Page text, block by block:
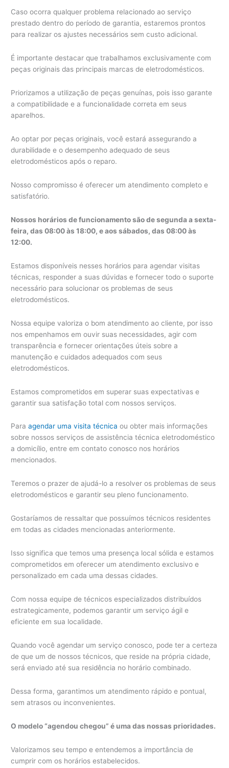
Caso ocorra qualquer problema relacionado ao serviço
prestado dentro do período de garantia, estaremos prontos
para realizar os ajustes necessários sem custo adicional.
É importante destacar que trabalhamos exclusivamente com
peças originais das principais marcas de eletrodomésticos.
Priorizamos a utilização de peças genuínas, pois isso garante
a compatibilidade e a funcionalidade correta em seus
aparelhos.
Ao optar por peças originais, você estará assegurando a
durabilidade e o desempenho adequado de seus
eletrodomésticos após o reparo.
Nosso compromisso é oferecer um atendimento completo e
satisfatório.
Nossos horários de funcionamento são de segunda a sexta-
feira, das 08:00 às 18:00, e aos sábados, das 08:00 às
12:00.
Estamos disponíveis nesses horários para agendar visitas
técnicas, responder a suas dúvidas e fornecer todo o suporte
necessário para solucionar os problemas de seus
eletrodomésticos.
Nossa equipe valoriza o bom atendimento ao cliente, por isso
nos empenhamos em ouvir suas necessidades, agir com
transparência e fornecer orientações úteis sobre a
manutenção e cuidados adequados com seus
eletrodomésticos.
Estamos comprometidos em superar suas expectativas e
garantir sua satisfação total com nossos serviços.
Paraagendar uma visita técnica ou obter mais informações
sobre nossos serviços de assistência técnica eletrodoméstico
a domicílio, entre em contato conosco nos horários
mencionados.
Teremos o prazer de ajudá-lo a resolver os problemas de seus
eletrodomésticos e garantir seu pleno funcionamento.
Gostaríamos de ressaltar que possuímos técnicos residentes
em todas as cidades mencionadas anteriormente.
Isso significa que temos uma presença local sólida e estamos
comprometidos em oferecer um atendimento exclusivo e
personalizado em cada uma dessas cidades.
Com nossa equipe de técnicos especializados distribuídos
estrategicamente, podemos garantir um serviço ágil e
eficiente em sua localidade.
Quando você agendar um serviço conosco, pode ter a certeza
de que um de nossos técnicos, que reside na própria cidade,
será enviado até sua residência no horário combinado.
Dessa forma, garantimos um atendimento rápido e pontual,
sem atrasos ou inconvenientes.
O modelo “agendou chegou” é uma das nossas prioridades.
Valorizamos seu tempo e entendemos a importância de
cumprir com os horários estabelecidos.